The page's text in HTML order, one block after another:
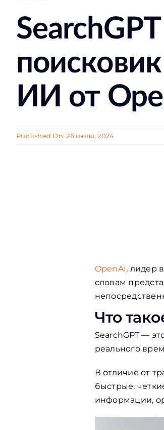
ИИ от
Published On: 26 июля, 2024
OpenAI, лидер
словам
Что
SearchGPT —
реального
В отличие от
быстрые,
информации,